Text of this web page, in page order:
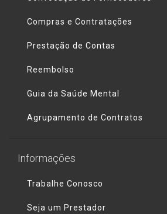
Compras e Contratações
Prestação de Contas
Reembolso
Guia da Saúde Mental
Agrupamento de Contratos
Informações
Trabalhe Conosco
Seja um Prestador